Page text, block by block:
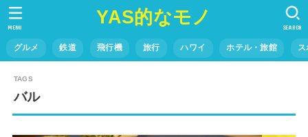
YAS的なモノ
グルメ 鉄道 飛行機 旅行 ハワイ ホテル・旅館
SEARCH
MENU
バル